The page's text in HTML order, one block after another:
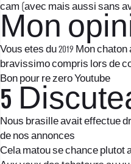
cam (avec mais aussi sans
Mon
Vous etes du 2019 Mon
bravissimo compris lors de
Bon pour re zero Youtube
5
Nous brasille avait effectue
de nos annonces
Cela matou se chance plutot